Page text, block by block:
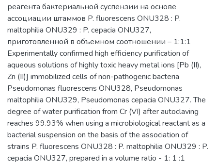
реагента бактериальной суспензии на основе
ассоциации штаммов P. fluorescens ONU328 : P.
maltophilia ОNU329 : P. cepacia ONU327,
приготовленной в объемном соотношении – 1:1:1
Experimentally confirmed high efficiency purification of
aqueous solutions of highly toxic heavy metal ions [Pb (II),
Zn (II)] immobilized cells of non-pathogenic bacteria
Pseudomonas fluorescens ONU328, Pseudomonas
maltophilia ONU329, Pseudomonas cepacia ONU327. The
degree of water purification from Cr (VI) after autoclaving
reaches 99.93% when using a microbiological reactant as a
bacterial suspension on the basis of the association of
strains P. fluorescens ONU328 : P. maltophilia ONU329 : P.
cepacia ONU327, prepared in a volume ratio - 1: 1 :1